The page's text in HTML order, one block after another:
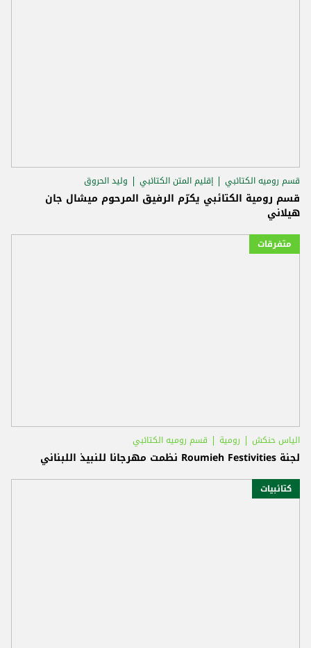
قسم روميه الكتائبي إقليم المتن الكتائبي وليد الحروق
قسم رومية الكتائبي يكرّم الرفيق المرحوم ميشال جان
هيلاني
متفرقات
الياس حنكش رومية قسم روميه الكتائبي
لجنة Roumieh Festivities نظمت مهرجانا للنبيذ اللبناني
كتائبيات